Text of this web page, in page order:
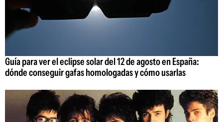
Guía para ver el eclipse solar del 12 de agosto en España:
dónde conseguir gafas homologadas y cómo usarlas